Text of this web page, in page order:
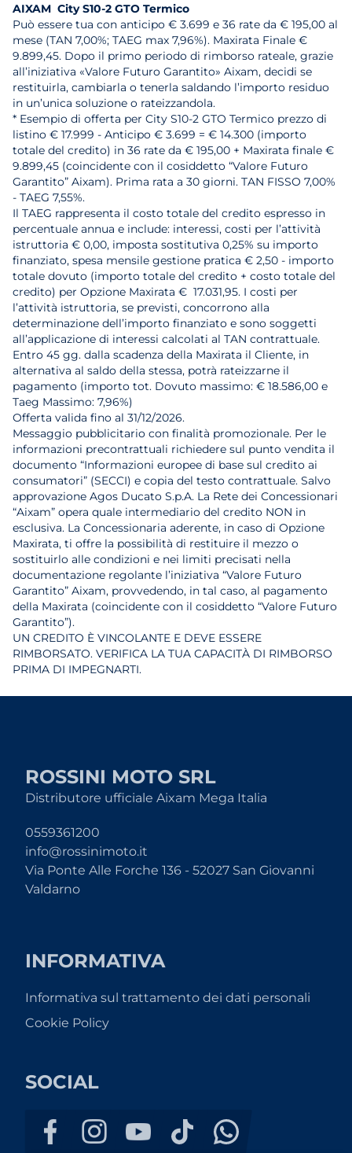
AIXAM City S10-2 GTO Termico
Può essere tua con anticipo € 3.699 e 36 rate da € 195,00 al
mese (TAN 7,00%; TAEG max 7,96%). Maxirata Finale €
9.899,45. Dopo il primo periodo di rimborso rateale, grazie
all’iniziativa «Valore Futuro Garantito» Aixam, decidi se
restituirla, cambiarla o tenerla saldando l’importo residuo
in un’unica soluzione o rateizzandola.
* Esempio di offerta per City S10-2 GTO Termico prezzo di
listino € 17.999 - Anticipo € 3.699 = € 14.300 (importo
totale del credito) in 36 rate da € 195,00 + Maxirata finale €
9.899,45 (coincidente con il cosiddetto “Valore Futuro
Garantito” Aixam). Prima rata a 30 giorni. TAN FISSO 7,00%
- TAEG 7,55%.
Il TAEG rappresenta il costo totale del credito espresso in
percentuale annua e include: interessi, costi per l’attività
istruttoria € 0,00, imposta sostitutiva 0,25% su importo
finanziato, spesa mensile gestione pratica € 2,50 - importo
totale dovuto (importo totale del credito + costo totale del
credito) per Opzione Maxirata € 17.031,95. I costi per
l’attività istruttoria, se previsti, concorrono alla
determinazione dell’importo finanziato e sono soggetti
all’applicazione di interessi calcolati al TAN contrattuale.
Entro 45 gg. dalla scadenza della Maxirata il Cliente, in
alternativa al saldo della stessa, potrà rateizzarne il
pagamento (importo tot. Dovuto massimo: € 18.586,00 e
Taeg Massimo: 7,96%)
Offerta valida fino al 31/12/2026.
Messaggio pubblicitario con finalità promozionale. Per le
informazioni precontrattuali richiedere sul punto vendita il
documento “Informazioni europee di base sul credito ai
consumatori” (SECCI) e copia del testo contrattuale. Salvo
approvazione Agos Ducato S.p.A. La Rete dei Concessionari
“Aixam” opera quale intermediario del credito NON in
esclusiva. La Concessionaria aderente, in caso di Opzione
Maxirata, ti offre la possibilità di restituire il mezzo o
sostituirlo alle condizioni e nei limiti precisati nella
documentazione regolante l’iniziativa “Valore Futuro
Garantito” Aixam, provvedendo, in tal caso, al pagamento
della Maxirata (coincidente con il cosiddetto “Valore Futuro
Garantito”).
UN CREDITO È VINCOLANTE E DEVE ESSERE
RIMBORSATO. VERIFICA LA TUA CAPACITÀ DI RIMBORSO
PRIMA DI IMPEGNARTI.
ROSSINI MOTO SRL
Distributore ufficiale Aixam Mega Italia
0559361200
info@rossinimoto.it
Via Ponte Alle Forche 136 - 52027 San Giovanni
Valdarno
INFORMATIVA
Informativa sul trattamento dei dati personali
Cookie Policy
SOCIAL